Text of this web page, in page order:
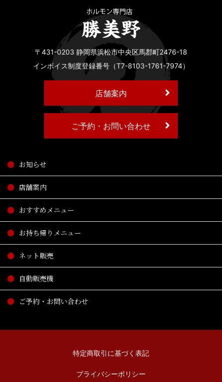
〒431-0203 静岡県浜松市中央区馬郡町2476-18
インボイス制度登録番号（T7-8103-1761-7974）
店舗案内
ご予約・お問い合わせ
お知らせ
店舗案内
おすすめメニュー
お持ち帰りメニュー
ネット販売
自動販売機
ご予約・お問い合わせ
特定商取引に基づく表記
プライバシーポリシー